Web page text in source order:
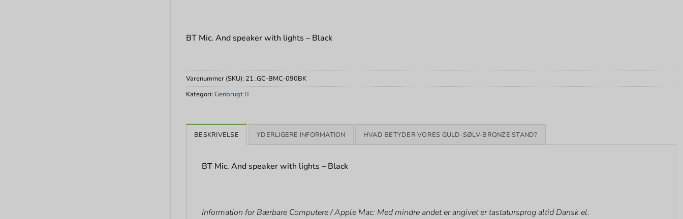
BT Mic. And speaker with lights – Black
Varenummer (SKU): 21_GC-BMC-090BK
Kategori:Genbrugt IT
BESKRIVELSE YDERLIGERE INFORMATION HVAD BETYDER VORES GULD-SØLV-BRONZE STAND?
BT Mic. And speaker with lights – Black
Information for Bærbare Computere / Apple Mac: Med mindre andet er angivet er tastatursprog altid Dansk el.